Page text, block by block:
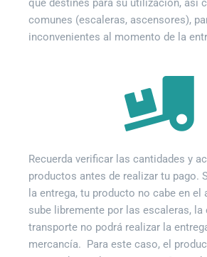
que destines para su utilización, así
comunes (escaleras, ascensores),
inconvenientes al momento de la
Recuerda verificar las cantidades y
productos antes de realizar tu pago.
la entrega, tu producto no cabe en el
sube libremente por las escaleras, la
transporte no podrá realizar la
mercancía. Para este caso, el